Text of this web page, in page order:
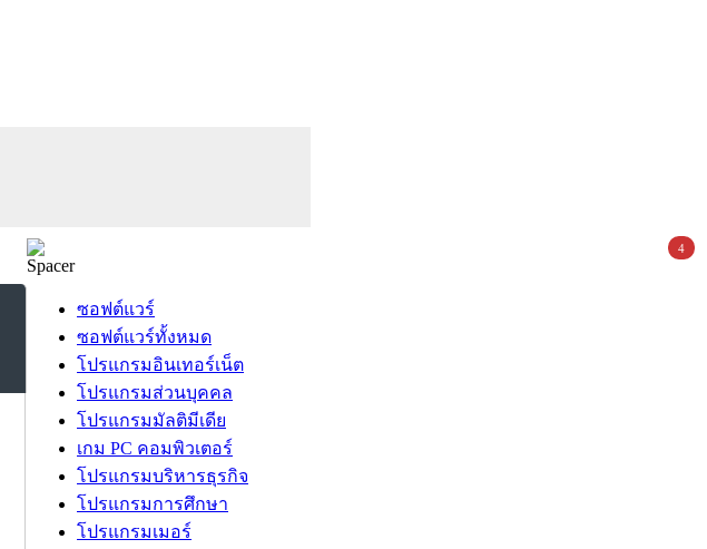
ซอฟต์แวร์
ซอฟต์แวร์ทั้งหมด
โปรแกรมอินเทอร์เน็ต
โปรแกรมส่วนบุคคล
โปรแกรมมัลติมีเดีย
เกม PC คอมพิวเตอร์
โปรแกรมบริหารธุรกิจ
โปรแกรมการศึกษา
โปรแกรมเมอร์
4